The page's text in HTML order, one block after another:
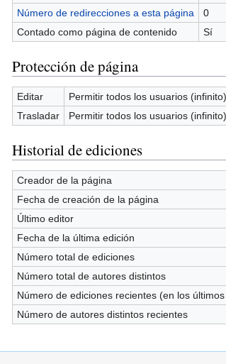
Número de redirecciones a esta página
0
Contado como página de contenido
Sí
Protección de página
Editar
Permitir todos los usuarios (infinito)
Trasladar
Permitir todos los usuarios (infinito)
Historial de ediciones
Creador de la página
Fecha de creación de la página
Último editor
Fecha de la última edición
Número total de ediciones
Número total de autores distintos
Número de ediciones recientes (en los
Número de autores distintos recientes